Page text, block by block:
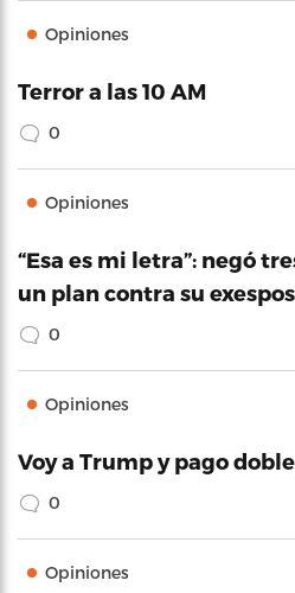
Opiniones
Terror a las 10 AM
0
Opiniones
“Esa es mi letra”: negó
un plan contra su
0
Opiniones
Voy a Trump y pago doble
0
Opiniones